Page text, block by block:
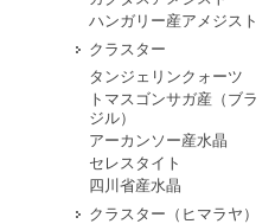
ハンガリー産アメジスト
クラスター
タンジェリンクォーツ
トマスゴンサガ産（ブラ
ジル）
アーカンソー産水晶
セレスタイト
四川省産水晶
クラスター（ヒマラヤ）